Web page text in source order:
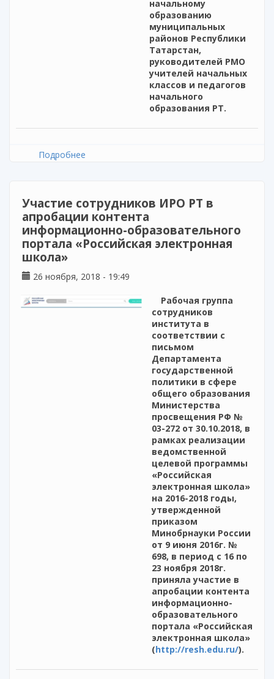
начальному
образованию
муниципальных
районов Республики
Татарстан,
руководителей РМО
учителей начальных
классов и педагогов
начального
образования РТ.
Подробнее
Участие сотрудников ИРО РТ в
апробации контента
информационно-образовательного
портала «Российская электронная
школа»
26 ноября, 2018 - 19:49
Рабочая группа
сотрудников
института в
соответствии с
письмом
Департамента
государственной
политики в сфере
общего образования
Министерства
просвещения РФ №
03-272 от 30.10.2018, в
рамках реализации
ведомственной
целевой программы
«Российская
электронная школа»
на 2016-2018 годы,
утвержденной
приказом
Минобрнауки России
от 9 июня 2016г. №
698, в период с 16 по
23 ноября 2018г.
приняла участие в
апробации контента
информационно-
образовательного
портала «Российская
электронная школа»
(http://resh.edu.ru/).